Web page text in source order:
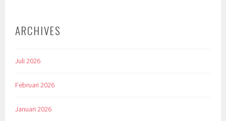
ARCHIVES
Juli 2026
Februari 2026
Januari 2026